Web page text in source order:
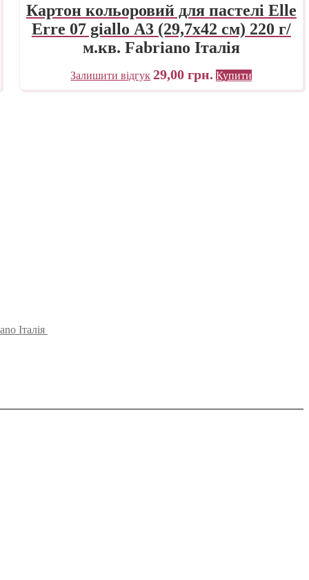
Картон кольоровий для пастелі Elle
Erre 07 giallo А3 (29,7х42 см) 220 г/
м.кв. Fabriano Італія
Залишити відгук 29,00грн. Купити
Італія